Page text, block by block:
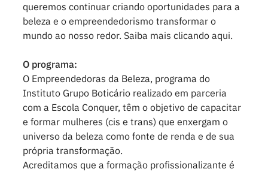
queremos continuar criando oportunidades para a
beleza e o empreendedorismo transformar o
mundo ao nosso redor. Saiba mais clicando aqui.
O programa:
O Empreendedoras da Beleza, programa do
Instituto Grupo Boticário realizado em parceria
com a Escola Conquer, têm o objetivo de capacitar
e formar mulheres (cis e trans) que enxergam o
universo da beleza como fonte de renda e de sua
própria transformação.
Acreditamos que a formação profissionalizante é